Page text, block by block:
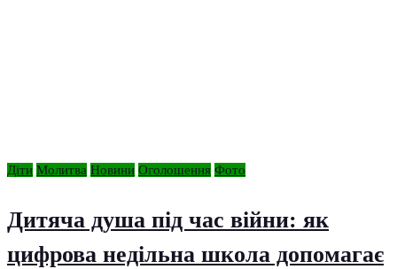
Діти Молитва Новини Оголошення Фото
Дитяча душа під час війни: як
цифрова недільна школа допомагає